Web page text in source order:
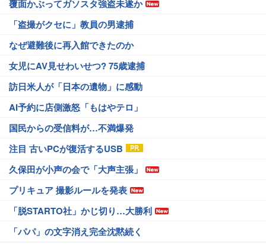
覆面かぶってガソスタ強盗未遂か
「盗撮がクセに」教員の男逮捕
なぜ避難後に再入館できたのか
女児にAV見せわいせつ? 75歳逮捕
訪日米人が「日本の遺物」に感動
AI予約に店側激怒「もはやテロ」
国民からの受信料が…不満爆発
注目 古いPCが復活するUSB
久保田が小声の会で「大声主張」
プリキュア 撮影ルールを発表
「脱STARTO社」かじ切り…大勝利
「パパ」の文字消え完全沈黙続く